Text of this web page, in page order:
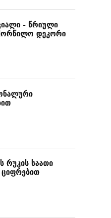
- წრიული
დეკორი
რუკის საათი